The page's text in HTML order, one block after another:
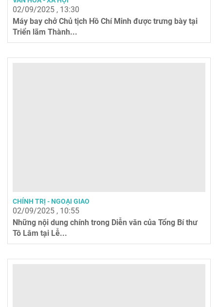
02/09/2025 , 13:30
Máy bay chở Chủ tịch Hồ Chí Minh được trưng bày tại
Triển lãm Thành...
CHÍNH TRỊ - NGOẠI GIAO
02/09/2025 , 10:55
Những nội dung chính trong Diễn văn của Tổng Bí thư
Tô Lâm tại Lễ...